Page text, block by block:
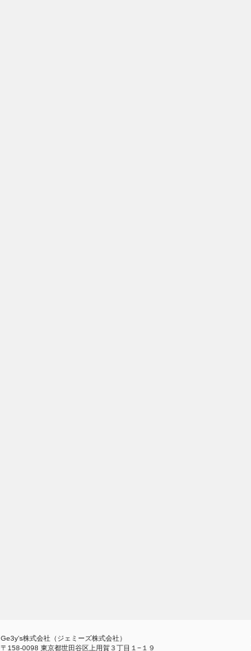
Ge3y's株式会社（ジェミーズ株式会社）
〒158-0098 東京都世田谷区上用賀３丁目１−１９